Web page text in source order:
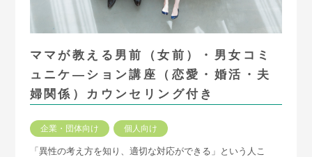
ママが教える男前（女前）・男女コミ
ュニケ―ション講座（恋愛・婚活・夫
婦関係）カウンセリング付き
企業・団体向け 個人向け
「異性の考え方を知り、適切な対応ができる」という人こ